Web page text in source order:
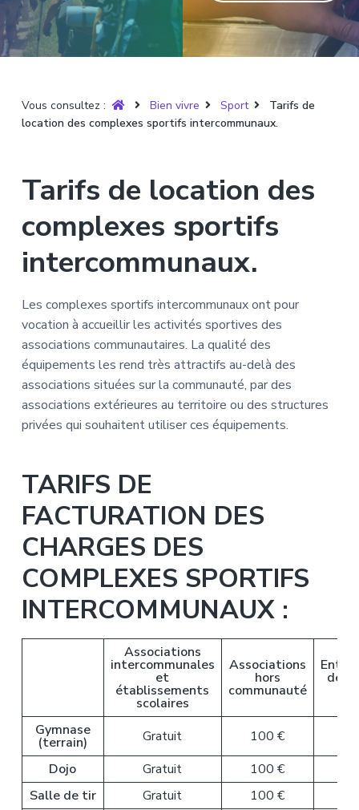
o
rg
e
T
r
u
y
è
Vous consultez : Bien vivre Sport
Tarifs de
location des complexes sportifs intercommunaux.
Tarifs de location des
complexes sportifs
intercommunaux.
Les complexes sportifs intercommunaux ont pour
vocation à accueillir les activités sportives des
associations communautaires. La qualité des
équipements les rend très attractifs au-delà des
associations situées sur la communauté, par des
associations extérieures au territoire ou des structures
privées qui souhaitent utiliser ces équipements.
TARIFS DE
FACTURATION DES
CHARGES DES
COMPLEXES SPORTIFS
INTERCOMMUNAUX :
Associations
intercommunales
et
établissements
scolaires
Associations
hors
communauté
de
Gymnase
(terrain) Gratuit
100 €
Dojo
Gratuit
100 €
Salle de tir
Gratuit
100 €